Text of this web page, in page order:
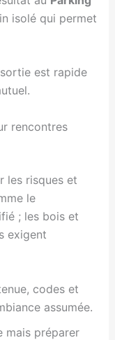
isolé qui permet
est rapide
rencontres
les risques et
le
; les bois et
exigent
codes et
assumée.
mais préparer